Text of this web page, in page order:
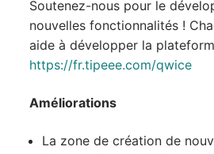
Soutenez-nous pour le
nouvelles fonctionnalités !
aide à développer la
https://fr.tipeee.com/qwice
Améliorations
La zone de création de